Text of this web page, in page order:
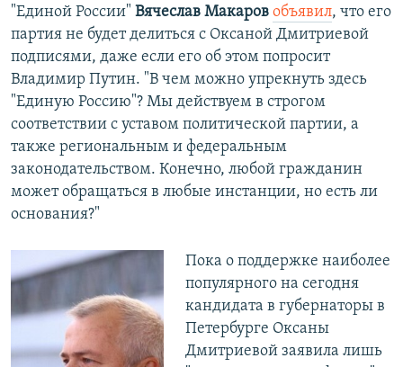
"Единой России" Вячеслав Макаров объявил, что его
партия не будет делиться с Оксаной Дмитриевой
подписями, даже если его об этом попросит
Владимир Путин. "В чем можно упрекнуть здесь
"Единую Россию"? Мы действуем в строгом
соответствии с уставом политической партии, а
также региональным и федеральным
законодательством. Конечно, любой гражданин
может обращаться в любые инстанции, но есть ли
основания?"
Пока о поддержке наиболее
популярного на сегодня
кандидата в губернаторы в
Петербурге Оксаны
Дмитриевой заявила лишь